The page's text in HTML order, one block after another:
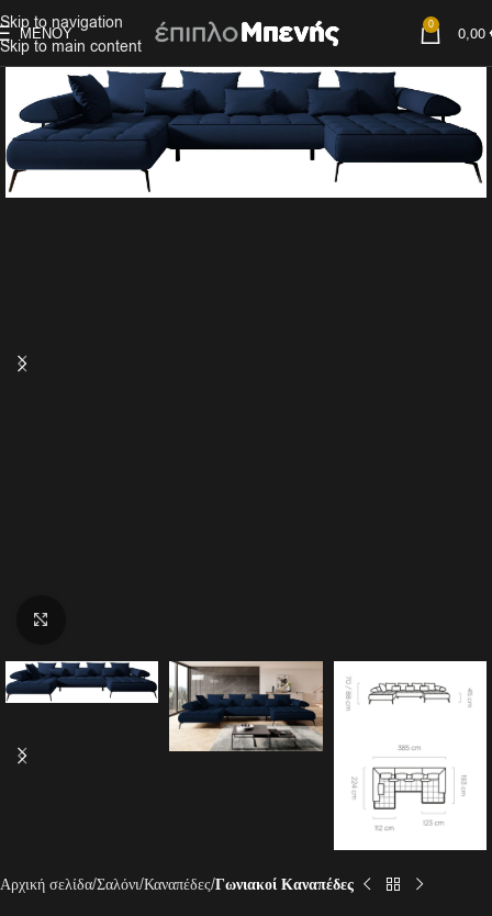
Skip to navigation
Skip to main content
ΜΕΝΟΎ 0 0,00
Αρχική σελίδα Σαλόνι Καναπέδες Γωνιακοί Καναπέδες